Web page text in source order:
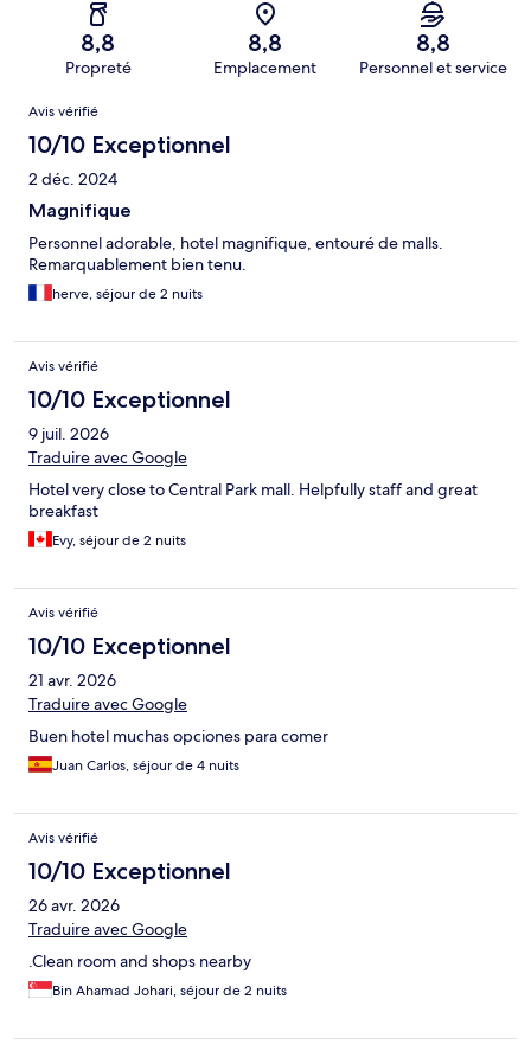
8,8
Propreté
8,8
Emplacement
8,8
Personnel et service
Avis
Avis vérifié
10/10 Exceptionnel
2 déc. 2024
Magnifique
Personnel adorable, hotel magnifique, entouré de malls.
Remarquablement bien tenu.
herve, séjour de 2 nuits
Avis vérifié
10/10 Exceptionnel
9 juil. 2026
Traduire avec Google
Hotel very close to Central Park mall. Helpfully staff and great
breakfast
Evy, séjour de 2 nuits
Avis vérifié
10/10 Exceptionnel
21 avr. 2026
Traduire avec Google
Buen hotel muchas opciones para comer
Juan Carlos, séjour de 4 nuits
Avis vérifié
10/10 Exceptionnel
26 avr. 2026
Traduire avec Google
.Clean room and shops nearby
Bin Ahamad Johari, séjour de 2 nuits